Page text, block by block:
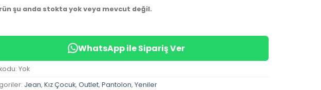
şu anda stokta yok veya mevcut değil.
WhatsApp ile Sipariş Ver
Yok
Jean, Kız Çocuk, Outlet, Pantolon, Yeniler